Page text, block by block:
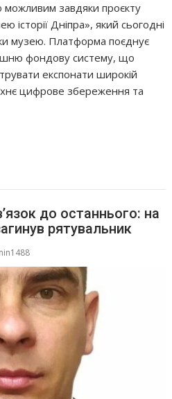
завдяки проєкту
історії Дніпра», який сьогодні
музею. Платформа поєднує
фондову систему, що
експонати широкій
цифрове збереження та
до останнього: на
рятувальник